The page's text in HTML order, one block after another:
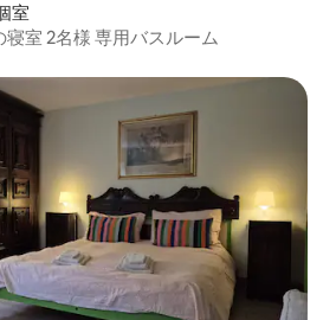
室
室 2名様 専用バスルーム